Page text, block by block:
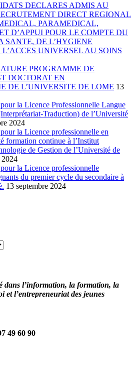
DECLARES ADMIS AU
DIRECT REGIONAL
PARAMEDICAL,
D’APPUI POUR LE COMPTE DU
SANTE, DE L’HYGIENE
UNIVERSEL AU SOINS
PROGRAMME DE
DOCTORAT EN
DE L’UNIVERSITE DE LOME 13
la Licence Professionnelle Langue
Traduction) de l’Université
2024
la Licence professionnelle en
formation continue à l’Institut
de Gestion de l’Université de
2024
la Licence professionnelle
du premier cycle du secondaire à
13 septembre 2024
dans l’information, la formation, la
et l’entrepreneuriat des jeunes
49 60 90